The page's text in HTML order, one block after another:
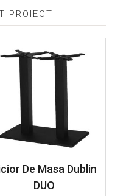
PROIECT
De Masa Dublin
DUO